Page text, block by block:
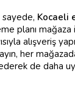
Kocaeli
planı mağaza
alışveriş
her
de daha